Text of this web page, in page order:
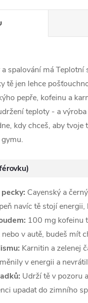
spalování má Teplotní
tě jen lehce
pepře, kofeinu a
teploty - a
kdy chceš, aby tvoje
Cayenský a
navíc tě stojí
100 mg kofeinu
v autě, budeš mít
Karnitin a zelenej
v energii a
Udrží tě v pozoru
upadat do zimního